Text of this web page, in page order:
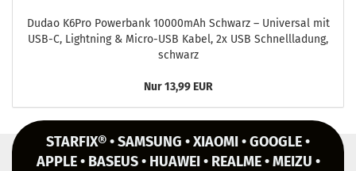
Dudao K6Pro Power­bank 10000mAh Schwarz – Uni­ver­sal mit
USB-C, Light­ning & Micro-​USB Kabel, 2x USB Schnell­la­dung,
schwarz
Nur 13,99 EUR
STARFIX® • SAMSUNG • XIAOMI • GOOGLE •
APPLE • BASEUS • HUAWEI • REALME • MEIZU •